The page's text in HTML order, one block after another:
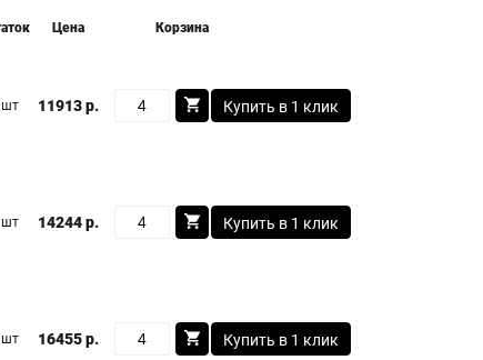
Цена Корзина
11913 р. Купить в 1 клик
14244 р. Купить в 1 клик
16455 р. Купить в 1 клик